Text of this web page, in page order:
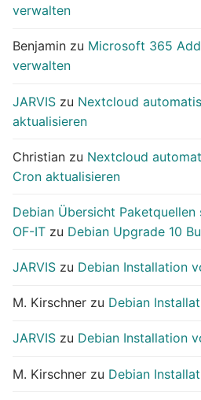
verwalten
Benjamin zu Microsoft 365
verwalten
JARVIS zu Nextcloud
aktualisieren
Christian zu Nextcloud
Cron aktualisieren
Debian Übersicht Paketquellen
OF-IT zu Debian Upgrade 10
JARVIS zu Debian Installation
M. Kirschner zu Debian
JARVIS zu Debian Installation
M. Kirschner zu Debian